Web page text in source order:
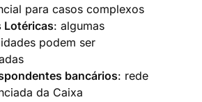
para casos complexos
Lotéricas: algumas
podem ser
bancários: rede
da Caixa